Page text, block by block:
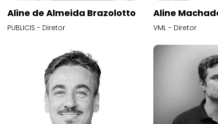
Aline de Almeida Brazolotto
PUBLICIS - Diretor
Aline
VML - Diretor